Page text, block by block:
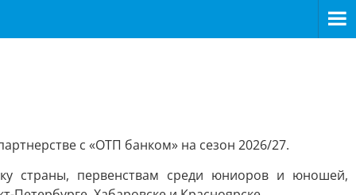
с «ОТП банком» на сезон 2026/27.
страны, первенствам среди юниоров и юношей,